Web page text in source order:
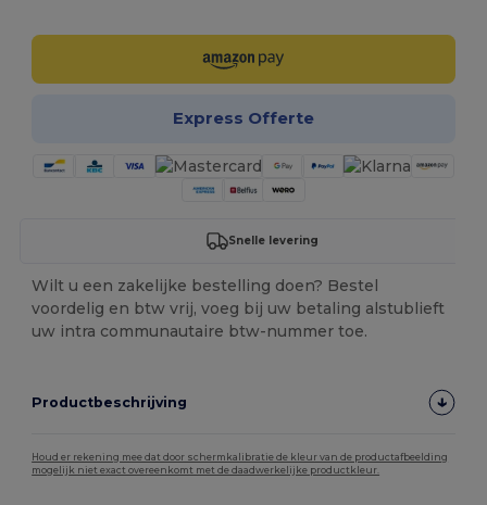
Express Offerte
Snelle levering
Wilt u een zakelijke bestelling doen? Bestel
voordelig en btw vrij, voeg bij uw betaling alstublieft
uw intra communautaire btw-nummer toe.
Productbeschrijving
Houd er rekening mee dat door schermkalibratie de kleur van de productafbeelding
mogelijk niet exact overeenkomt met de daadwerkelijke productkleur.